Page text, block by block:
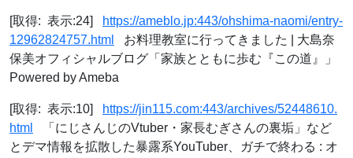
[取得: 表示:24]
https://ameblo.jp:443/ohshima-naomi/entry-
12962824757.html
お料理教室に行ってきました | 大島奈
保美オフィシャルブログ「家族とともに歩む『この道』」
Powered by Ameba
[取得: 表示:10]
https://jin115.com:443/archives/52448610.
html
「にじさんじのVtuber・家長むぎ​さんの裏垢」など
とデマ情報を拡散した暴露系YouTuber、ガチで終わる : オ